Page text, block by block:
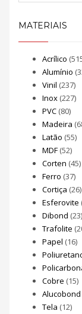
MATERIAIS
Acrílico
Alumínio
Vinil (237)
Inox(227)
PVC(80)
Madeira
Latão (55)
MDF(52)
Corten (45)
Ferro (37)
Cortiça (26)
Esferovite
Dibond (23)
Trafolite
Papel (16)
Cobre (15)
Alucobond
Tela (12)